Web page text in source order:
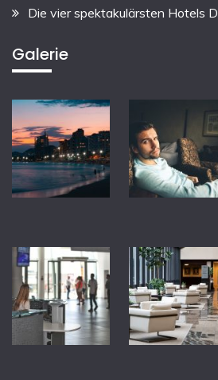
Die vier spektakulärsten Hotels
Galerie